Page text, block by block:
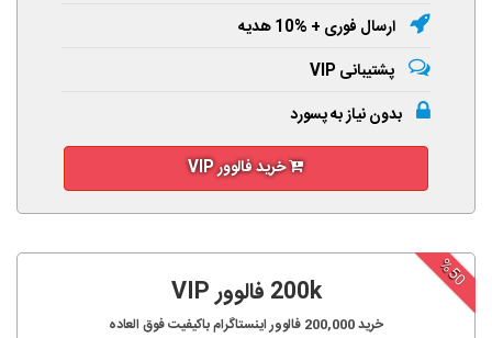
ارسال فوری + %10 هدیه
پشتیبانی VIP
بدون نیاز به پسورد
خرید فالوور VIP
%50
200k فالوور VIP
خرید200,000 فالوور اینستاگرام باکیفیت فوق العاده